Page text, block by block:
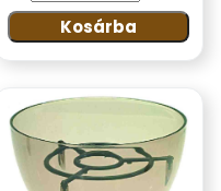
Kosárba